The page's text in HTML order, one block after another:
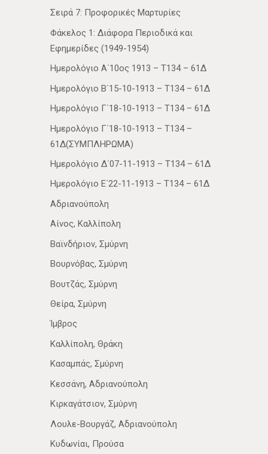
Σειρά 7: Προφορικές Μαρτυρίες
Φάκελος 1: Διάφορα Περιοδικά και
Εφημερίδες (1949-1954)
Ημερολόγιο Α΄10ος 1913 – Τ134 – 61Δ
Ημερολόγιο Β΄15-10-1913 – Τ134 – 61Δ
Ημερολόγιο Γ΄18-10-1913 – Τ134 – 61Δ
Ημερολόγιο Γ΄18-10-1913 – Τ134 –
61Δ(ΣΥΜΠΛΗΡΩΜΑ)
Ημερολόγιο Δ΄07-11-1913 – Τ134 – 61Δ
Ημερολόγιο Ε΄22-11-1913 – Τ134 – 61Δ
Αδριανούπολη
Αίνος, Καλλίπολη
Βαϊνδήριον, Σμύρνη
Βουρνόβας, Σμύρνη
Βουτζάς, Σμύρνη
Θείρα, Σμύρνη
Ίμβρος
Καλλίπολη, Θράκη
Κασαμπάς, Σμύρνη
Κεσσάνη, Αδριανούπολη
Κιρκαγάτσιον, Σμύρνη
Λουλε-Βουργάζ, Αδριανούπολη
Κυδωνίαι, Προύσα